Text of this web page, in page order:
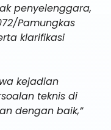
penyelenggara,
Pamungkas
klarifikasi
kejadian
teknis di
dengan baik,”